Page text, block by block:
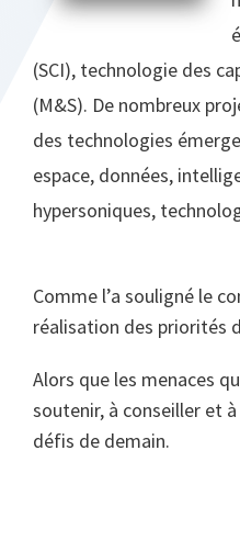
(SCI), technologie des
(M&S). De nombreux
des technologies
espace, données,
hypersoniques,
Comme l’a souligné le
réalisation des priorités
Alors que les menaces
soutenir, à conseiller et
défis de demain.